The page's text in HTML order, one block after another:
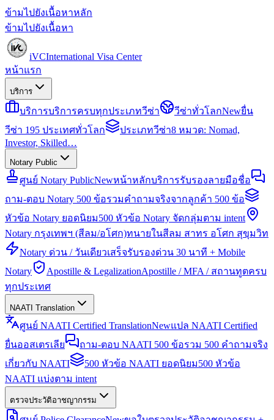
ข้ามไปยังเนื้อหาหลัก
ข้ามไปยังเนื้อหา
iVCInternational Visa Center
หน้าแรก
บริการ
บริการบริการครบทุกประเภทวีซ่า วีซ่าทั่วโลกNewยื่น
วีซ่า 195 ประเทศทั่วโลก
ประเภทวีซ่า8 หมวด: Nomad,
Investor, Skilled…
Notary Public
ศูนย์ Notary PublicNewหน้าหลักบริการรับรองลายมือชื่อ
ถาม-ตอบ Notary 500 ข้อรวมคำถามจริงจากลูกค้า 500 ข้อ
หัวข้อ Notary ยอดนิยม500 หัวข้อ Notary จัดกลุ่มตาม intent
Notary กรุงเทพฯ (สีลม/อโศก)ทนายในสีลม สาทร อโศก สุขุมวิท
Notary ด่วน / วันเดียวเสร็จรับรองด่วน 30 นาที + Mobile
Notary
Apostille & LegalizationApostille / MFA / สถานทูตครบ
ทุกประเทศ
NAATI Translation
ศูนย์ NAATI Certified TranslationNewแปล NAATI Certified
ยื่นออสเตรเลีย
ถาม-ตอบ NAATI 500 ข้อรวม 500 คำถามจริง
เกี่ยวกับ NAATI
500 หัวข้อ NAATI ยอดนิยม500 หัวข้อ
NAATI แบ่งตาม intent
ตรวจประวัติอาชญากรรม